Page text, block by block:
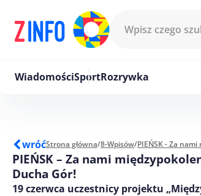
WiadomościSportRozrywka
wróćStrona główna/8-Wpisów/
PIEŃSK – Za nami
Ducha Gór!
19 czerwca uczestnicy projektu